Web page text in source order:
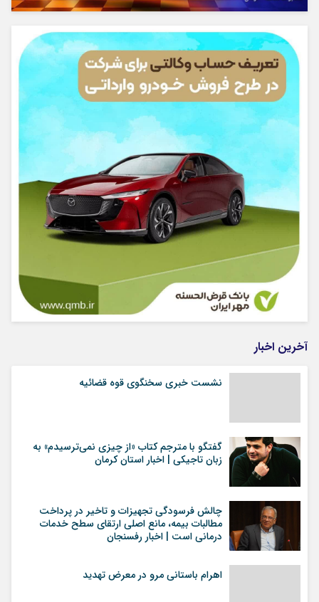
آخرین اخبار
نشست خبری سخنگوی قوه قضائیه
گفتگو با مترجم کتاب «از چیزی نمی‌ترسیدم» به
زبان تاجیکی | اخبار استان کرمان
چالش فرسودگی تجهیزات و تاخیر در پرداخت
مطالبات بیمه، مانع اصلی ارتقای سطح خدمات
درمانی است | اخبار رفسنجان
اهرام باستانی مرو در معرض تهدید